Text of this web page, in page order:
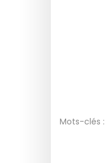
Mots-clés :